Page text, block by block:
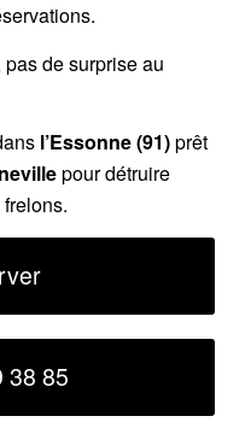
pas de surprise au
l’Essonne (91)prêt
pour détruire
38 85